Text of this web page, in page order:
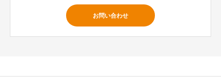
お問い合わせ